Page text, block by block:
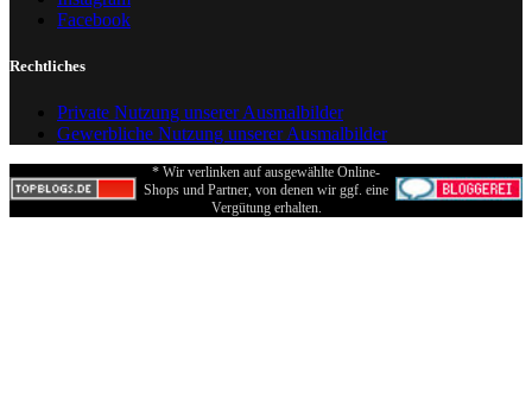
Facebook
Rechtliches
Private Nutzung unserer Ausmalbilder
Gewerbliche Nutzung unserer Ausmalbilder
* Wir verlinken auf ausgewählte Online-
Shops und Partner, von denen wir ggf. eine
Vergütung erhalten.